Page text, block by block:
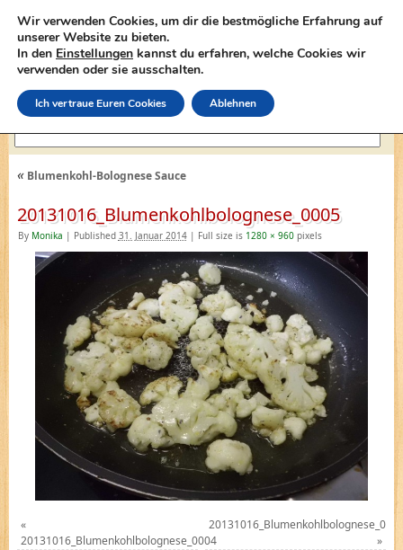
lasagne-rezepte.net
«Blumenkohl-Bolognese Sauce
20131016_Blumenkohlbolognese_0005
By Monika | Published 31. Januar 2014 | Full size is 1280 × 960pixels
«
20131016_Blumenkohlbolognese_0004
»
Wir verwenden Cookies, um dir die bestmögliche Erfahrung auf
unserer Website zu bieten.
In den Einstellungen kannst du erfahren, welche Cookies wir
verwenden oder sie ausschalten.
Ich vertraue Euren Cookies Ablehnen